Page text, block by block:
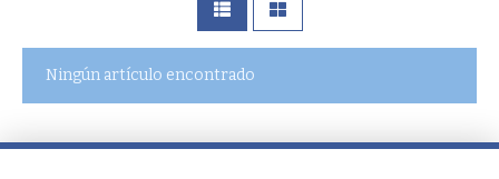
Ningún artículo encontrado